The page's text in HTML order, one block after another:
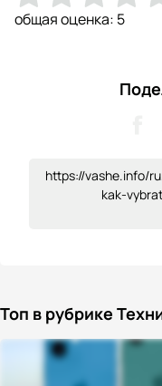
общая оценка: 5
https://vashe.info/
kak-
Топ в рубрике